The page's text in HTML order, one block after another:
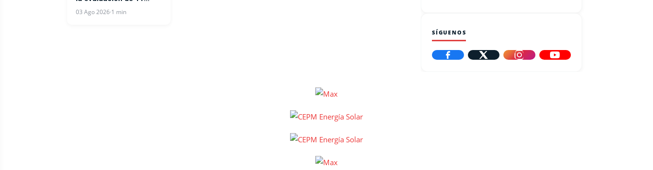
jueces de la Suprema
Corte de Justicia
03 Ago 2026·1 min
SÍGUENOS